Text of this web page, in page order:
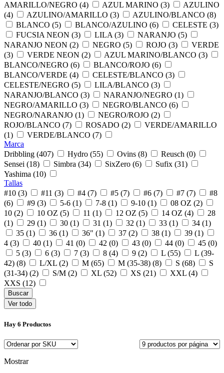
AMARILLO/NEGRO (4)
AZUL MARINO (3)
AZULINO
(4)
AZULINO/AMARILLO (3)
AZULINO/BLANCO (8)
BLANCO (5)
BLANCO/AZULINO (6)
CELESTE (3)
FUCSIA NEON (3)
LILA (3)
NARANJO (5)
NARANJO NEON (2)
NEGRO (5) ROJO (3)
VERDE
(3)
VERDE NEON (2)
AZUL MARINO/BLANCO (3)
BLANCO/NEGRO (6)
BLANCO/ROJO (6)
BLANCO/VERDE (4)
CELESTE/BLANCO (3)
CELESTE/NEGRO (5)
LILA/BLANCO (3)
NARANJO/BLANCO (3)
NARANJO/NEGRO (1)
NEGRO/AMARILLO (3)
NEGRO/BLANCO (6)
NEGRO/NARANJO (1)
NEGRO/ROJO (2)
ROJO/BLANCO (7)
ROSADO (2)
VERDE/AMARILLO
(1)
VERDE/BLANCO (7)
Marca
Dribbling (407)
Hydro (55) Ovins (8)
Reusch (0)
Sensei (18)
Simbra (34) SixZero (6)
Sufix (31)
Yashima (10)
Tallas
#10 (3)
#11 (3) #4 (7) #5 (7) #6 (7) #7 (7)
#8
(6)
#9 (3) 5-6 (1) 7-8 (1) 9-10 (1)
08 OZ (2)
10 (2)
10 OZ (5) 11 (1) 12 OZ (5) 14 OZ (4)
28
(1)
29 (1) 30 (1) 31 (1) 32 (1) 33 (1)
34 (1)
35 (1)
36 (1) 36" (1) 37 (2) 38 (1)
39 (1)
4 (3)
40 (1) 41 (0) 42 (0) 43 (0) 44 (0)
45 (0)
5 (3)
6 (3) 7 (3) 8 (4) 9 (2) L (55)
L (39-
42) (8)
L/XL (2) M (65) M (35-38) (8) S (68)
S
(31-34) (2)
S/M (2) XL (52) XS (21)
XXL (4)
XXS (12)
Ver todo
Hay 6 Productos
Mostrar